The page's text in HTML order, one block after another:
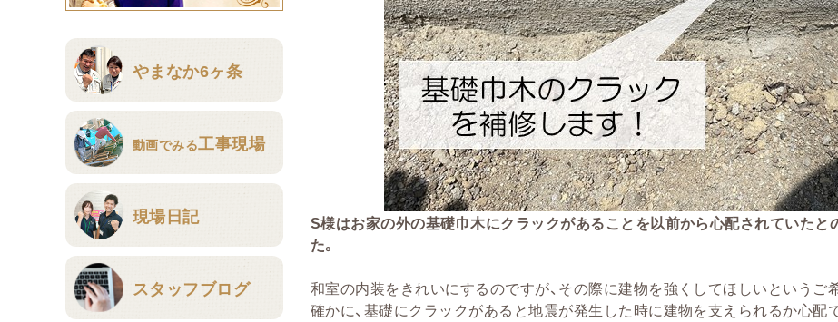
やまなか6ヶ条
動画でみる工事現場
現場日記
スタッフブログ
S様はお家の外の基礎巾木にクラックがあることを以前から心配されていたと
た。
和室の内装をきれいにするのですが、その際に建物を強くしてほしいというご
確かに、基礎にクラックがあると地震が発生した時に建物を支えられるか心配で